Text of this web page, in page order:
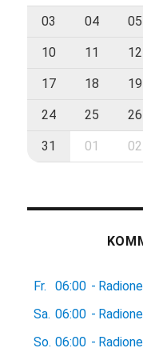
03 04 05
10 11 12
17 18 19
24 25 26
31 01 02
Fr. 06:00 -
Sa. 06:00 -
So. 06:00 -